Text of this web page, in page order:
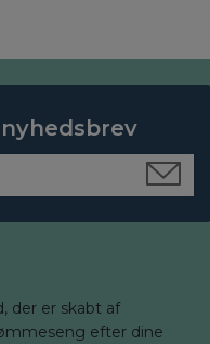
der er skabt af
efter dine